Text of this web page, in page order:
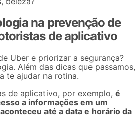
na prevenção de
de aplicativo
Uber e priorizar a segurança?
Além das dicas que passamos,
te ajudar na rotina.
de aplicativo, por exemplo, é
a informações em um
até a data e horário da